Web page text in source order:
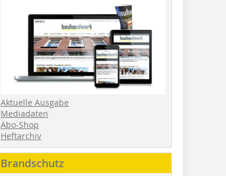
Aktuelle Ausgabe
Mediadaten
Abo-Shop
Heftarchiv
Brandschutz